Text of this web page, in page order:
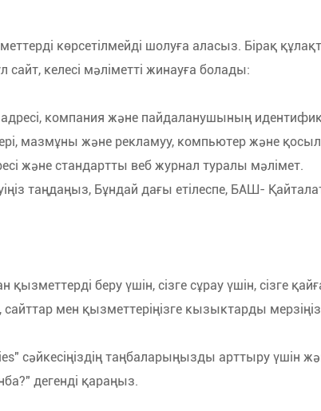
көрсетілмейді шолуға аласыз. Бірақ
сайт, келесі мәліметті жинауға болады:
компания және пайдаланушының
мазмұны және рекламуу, компьютер және
және стандартты веб журнал туралы мәлімет.
таңдаңыз, Бұндай дағы етілеспе, БАШ-
қызметтерді беру үшін, сізге сұрау үшін, сізге
мен қызметтеріңізге кызыктарды
сәйкесіңіздің таңбаларыңызды арттыру үшін
дегенді қараңыз.